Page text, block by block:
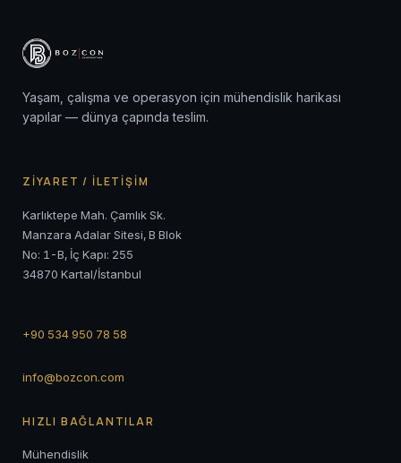
Yaşam, çalışma ve operasyon için mühendislik harikası
yapılar — dünya çapında teslim.
ZİYARET / İLETİŞİM
Karlıktepe Mah. Çamlık Sk.
Manzara Adalar Sitesi, B Blok
No: 1-B, İç Kapı: 255
34870 Kartal/İstanbul
+90 534 950 78 58
info@bozcon.com
HIZLI BAĞLANTILAR
Mühendislik